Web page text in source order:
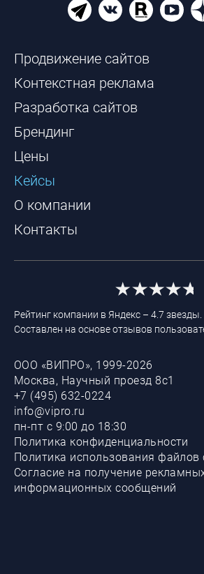
Продвижение сайтов
Контекстная реклама
Разработка сайтов
Брендинг
Цены
Кейсы
О компании
Контакты
ООО «ВИПРО», 1999-2026
Москва, Научный проезд 8с1
+7 (495) 632-0224
info@vipro.ru
пн-пт с 9:00 до 18:30
Политика конфиденциальности
Политика использования файлов
Согласие на получение
информационных сообщений
Рейтинг компании в Яндекс – 4.7 звезды.
Составлен на основе отзывов